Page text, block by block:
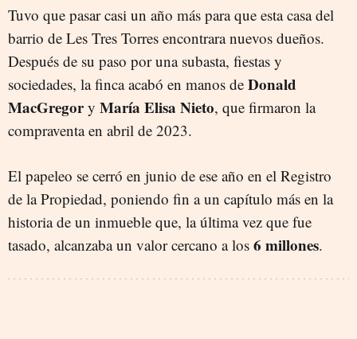
Tuvo que pasar casi un año más para que esta casa del
barrio de Les Tres Torres encontrara nuevos dueños.
Después de su paso por una subasta, fiestas y
sociedades, la finca acabó en manos de Donald
MacGregory María Elisa Nieto, que firmaron la
compraventa en abril de 2023.
El papeleo se cerró en junio de ese año en el Registro
de la Propiedad, poniendo fin a un capítulo más en la
historia de un inmueble que, la última vez que fue
tasado, alcanzaba un valor cercano a los 6 millones.